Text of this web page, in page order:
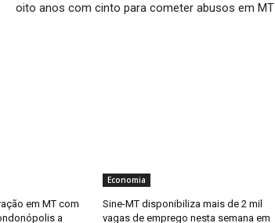
oito anos com cinto para cometer abusos em MT
em MT com
a
Economia
Sine-MT disponibiliza mais de 2 mil
vagas de emprego nesta semana em